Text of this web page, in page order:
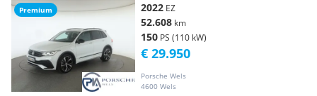
Premium 2022 EZ
52.608 km
150 PS (110 kW)
Porsche Wels
4600 Wels
€ 29.950